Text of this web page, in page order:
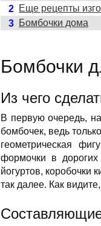
2
Еще рецепты
3
Бомбочки дома
Бомбочки
Из чего
В первую очередь,
бомбочек, ведь
геометрическая
формочки в
йогуртов, коробочки
так далее. Как